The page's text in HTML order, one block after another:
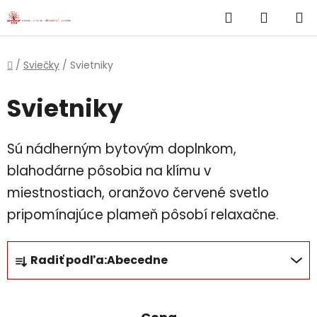
Prejsť
na
Hľadať
KOŠÍK
Domov
/ Sviečky / Svietniky
Svietniky
Sú nádherným bytovým doplnkom,
blahodárne pôsobia na klímu v
miestnostiach, oranžovo červené svetlo
pripomínajúce plameň pôsobí relaxačne.
R
a
d
Radiť podľa:Abecedne